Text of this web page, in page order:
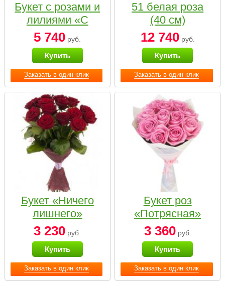
Заказать в один клик
Букет с розами и
лилиями «С
наилучшими
пожеланиями»
5 740 руб.
Купить
Заказать в один клик
51 белая роза
(40 см)
12 740руб.
Купить
Заказать в один клик
Букет «Ничего
лишнего»
3 230 руб.
Купить
Заказать в один клик
Букет роз
«Потрясная»
3 360руб.
Купить